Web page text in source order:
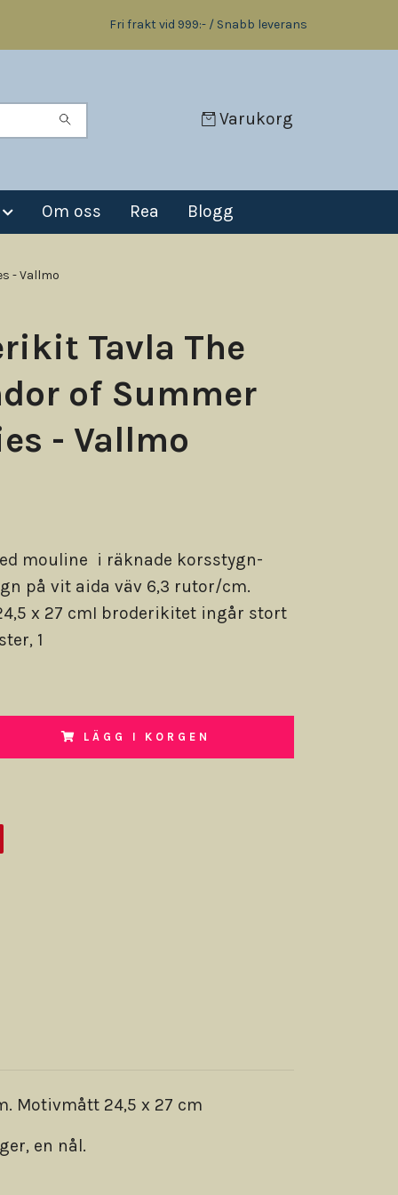
Fri frakt vid 999:- / Snabb leverans
Varukorg
Om oss Rea Blogg
- Vallmo
Tavla The
of Summer
- Vallmo
mouline i räknade korsstygn-
på vit aida väv 6,3 rutor/cm.
x 27 cmI broderikitet ingår stort
1
LÄGG I KORGEN
Motivmått 24,5 x 27 cm
en nål.